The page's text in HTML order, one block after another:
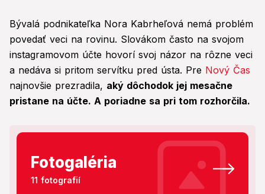
Bývalá podnikateľka Nora Kabrheľová nemá problém
povedať veci na rovinu. Slovákom často na svojom
instagramovom účte hovorí svoj názor na rôzne veci
a nedáva si pritom servítku pred ústa. Pre Nový Čas
najnovšie prezradila, aký dôchodok jej mesačne
pristane na účte. A poriadne sa pri tom rozhorčila.
Fotogaléria
11 fotografií